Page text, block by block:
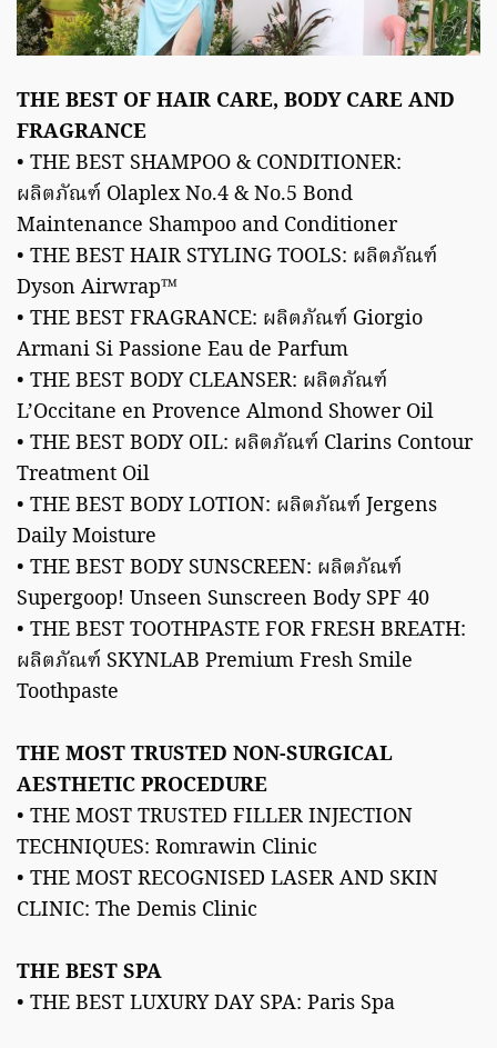
THE BEST OF HAIR CARE, BODY CARE AND
FRAGRANCE
• THE BEST SHAMPOO & CONDITIONER:
ผลิตภัณฑ์ Olaplex No.4 & No.5 Bond
Maintenance Shampoo and Conditioner
• THE BEST HAIR STYLING TOOLS: ผลิตภัณฑ์
Dyson Airwrap™
• THE BEST FRAGRANCE: ผลิตภัณฑ์ Giorgio
Armani Si Passione Eau de Parfum
• THE BEST BODY CLEANSER: ผลิตภัณฑ์
L’Occitane en Provence Almond Shower Oil
• THE BEST BODY OIL: ผลิตภัณฑ์ Clarins Contour
Treatment Oil
• THE BEST BODY LOTION: ผลิตภัณฑ์ Jergens
Daily Moisture
• THE BEST BODY SUNSCREEN: ผลิตภัณฑ์
Supergoop! Unseen Sunscreen Body SPF 40
• THE BEST TOOTHPASTE FOR FRESH BREATH:
ผลิตภัณฑ์ SKYNLAB Premium Fresh Smile
Toothpaste
THE MOST TRUSTED NON-SURGICAL
AESTHETIC PROCEDURE
• THE MOST TRUSTED FILLER INJECTION
TECHNIQUES: Romrawin Clinic
• THE MOST RECOGNISED LASER AND SKIN
CLINIC: The Demis Clinic
THE BEST SPA
• THE BEST LUXURY DAY SPA: Paris Spa